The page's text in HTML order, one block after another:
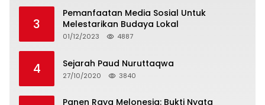
3
Pemanfaatan Media Sosial Untuk
Melestarikan Budaya Lokal
01/12/2023 4887
4 Sejarah Paud Nuruttaqwa
27/10/2020 3840
Panen Raya Melonesia: Bukti Nyata